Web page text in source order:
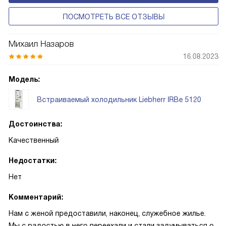
Prime и Peak.
ПОСМОТРЕТЬ ВСЕ ОТЗЫВЫ
Михаил Назаров
16.08.2023
Модель:
Встраиваемый холодильник Liebherr IRBe 5120
Достоинства:
Качественный
Недостатки:
Нет
Комментарий:
Нам с женой предоставили, наконец, служебное жилье.